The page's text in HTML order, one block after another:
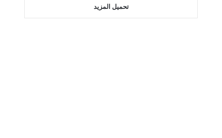
تحميل المزيد